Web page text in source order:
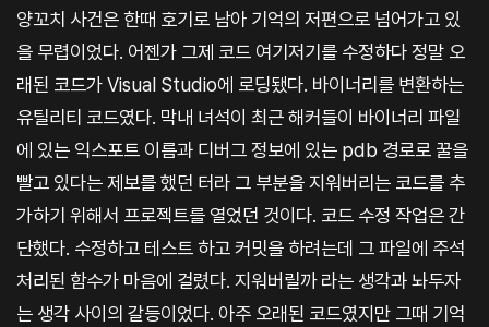
양꼬치 사건은 한때 호기로 남아 기억의 저편으로 넘어가고 있
을 무렵이었다. 어젠가 그제 코드 여기저기를 수정하다 정말 오
래된 코드가 Visual Studio에 로딩됐다. 바이너리를 변환하는
유틸리티 코드였다. 막내 녀석이 최근 해커들이 바이너리 파일
에 있는 익스포트 이름과 디버그 정보에 있는 pdb 경로로 꿀을
빨고 있다는 제보를 했던 터라 그 부분을 지워버리는 코드를 추
가하기 위해서 프로젝트를 열었던 것이다. 코드 수정 작업은 간
단했다. 수정하고 테스트 하고 커밋을 하려는데 그 파일에 주석
처리된 함수가 마음에 걸렸다. 지워버릴까 라는 생각과 놔두자
는 생각 사이의 갈등이었다. 아주 오래된 코드였지만 그때 기억